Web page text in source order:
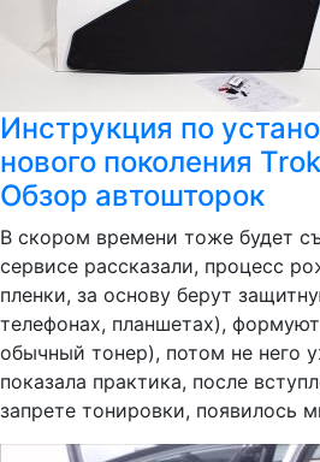
Инструкция по
нового поколения
Обзор автошторок
В скором времени тоже будет
сервисе рассказали, процесс
пленки, за основу берут
телефонах, планшетах),
обычный тонер), потом не него
показала практика, после
запрете тонировки, появилось